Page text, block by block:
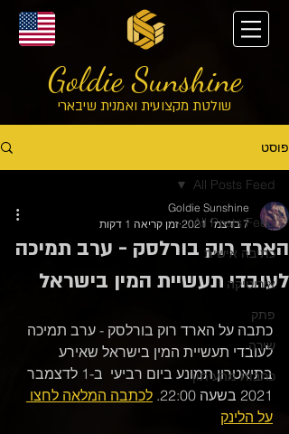
Goldie Sunshine
שולטת מקצועית ואמנית שיבארי
פוסט
All Posts Feed
כתיבה אישית
אירוטיקה
פתק
שירה
כתבות מהעיתון
All Posts Feed
הארד רוק בורלסק - ערב תמיכה
לעובדי תעשיית המין בישראל
Goldie Sunshine
7 בדצמ׳ 2021
זמן קריאה 1 דקות
כתבה על הארד רוק בורלסק - ערב תמיכה
לעובדי תעשיית המין בישראל שאירע
בתיאטרון תמונע ביום רביעי  ב-1 לדצמבר
2021 בשעה 22:00.
לכתבה המלאה לחצו
על הלינק